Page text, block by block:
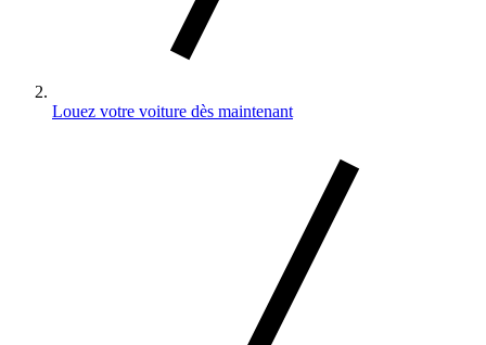
Louez votre voiture dès maintenant